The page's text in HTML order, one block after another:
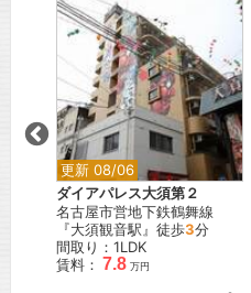
更新 08/06
ダイアパレス大須第２
名古屋市営地下鉄鶴舞線
『大須観音駅』徒歩3分
間取り：1LDK
賃料： 7.8 万円